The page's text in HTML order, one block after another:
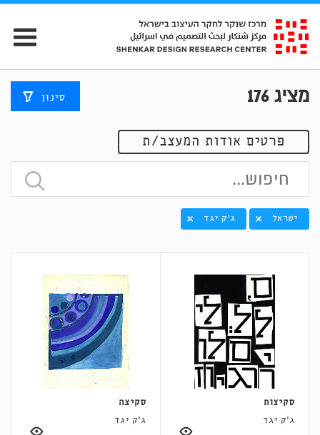
מציג176 סינון
פרטים אודות המעצב/ת
ישראל ג'ק יגד
סקיצות
ג'ק יגד
סקיצה
ג'ק יגד